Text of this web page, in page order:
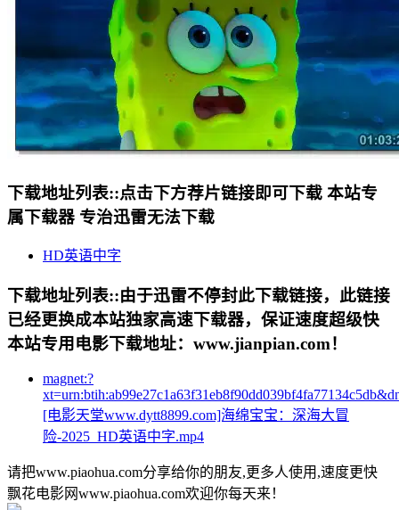
下载地址列表::点击下方荐片链接即可下载 本站专
属下载器 专治迅雷无法下载
HD英语中字
下载地址列表::由于迅雷不停封此下载链接，此链接
已经更换成本站独家高速下载器，保证速度超级快
本站专用电影下载地址：www.jianpian.com！
magnet:?
[电影天堂www.dytt8899.com]海绵宝宝：深海大冒
险-2025_HD英语中字.mp4
请把www.piaohua.com分享给你的朋友,更多人使用,速度更快
飘花电影网www.piaohua.com欢迎你每天来！